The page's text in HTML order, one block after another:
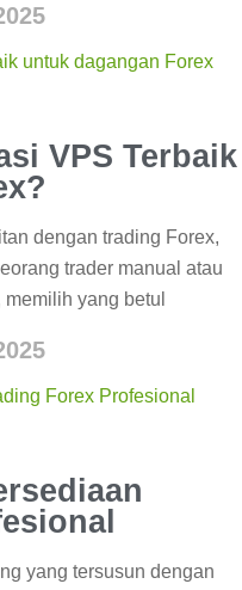
VPS Terbaik
dengan trading Forex,
trader manual atau
yang betul
yang tersusun dengan